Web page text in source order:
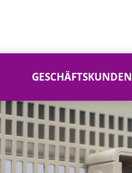
GESCHÄFTSKUNDEN